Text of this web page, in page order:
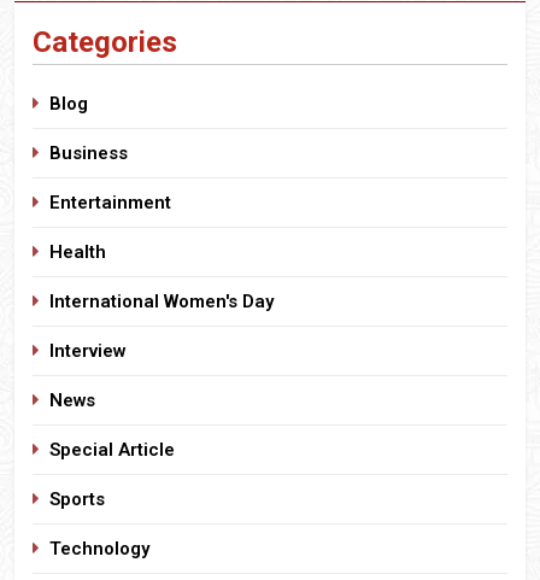
Categories
Blog
Business
Entertainment
Health
International Women's Day
Interview
News
Special Article
Sports
Technology